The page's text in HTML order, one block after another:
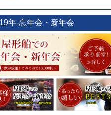
年-忘年会・新年会